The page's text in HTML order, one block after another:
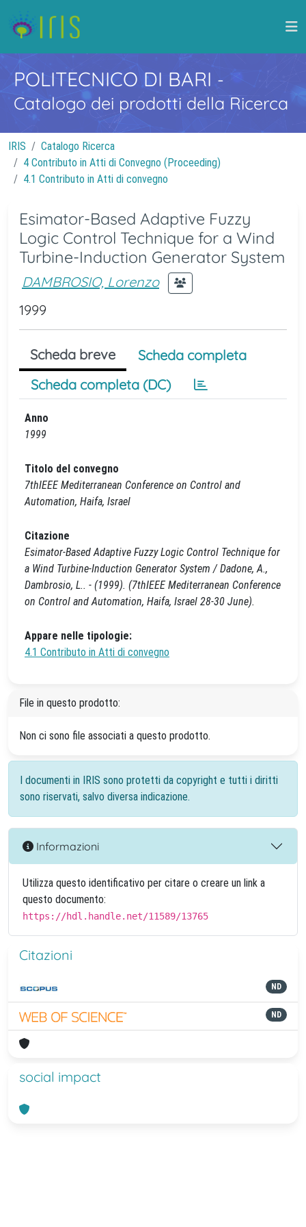
POLITECNICO DI BARI -
Catalogo dei prodotti della Ricerca
IRIS
Catalogo Ricerca
4 Contributo in Atti di Convegno (Proceeding)
4.1 Contributo in Atti di convegno
Esimator-Based Adaptive Fuzzy
Logic Control Technique for a Wind
Turbine-Induction Generator System
DAMBROSIO, Lorenzo
1999
Scheda breve
Scheda completa
Scheda completa (DC)
Anno
1999
Titolo del convegno
7thIEEE Mediterranean Conference on Control and
Automation, Haifa, Israel
Citazione
Esimator-Based Adaptive Fuzzy Logic Control Technique for
a Wind Turbine-Induction Generator System / Dadone, A.,
Dambrosio, L.. - (1999). (7thIEEE Mediterranean Conference
on Control and Automation, Haifa, Israel 28-30 June).
Appare nelle tipologie:
4.1 Contributo in Atti di convegno
File in questo prodotto:
Non ci sono file associati a questo prodotto.
I documenti in IRIS sono protetti da copyright e tutti i diritti
sono riservati, salvo diversa indicazione.
Informazioni
Utilizza questo identificativo per citare o creare un link a
questo documento:
https://hdl.handle.net/11589/13765
Citazioni
ND
ND
social impact